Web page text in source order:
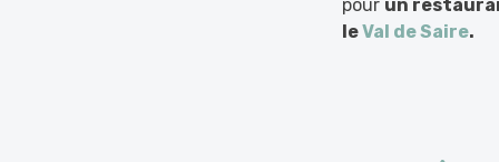
pour un
leVal de Saire.